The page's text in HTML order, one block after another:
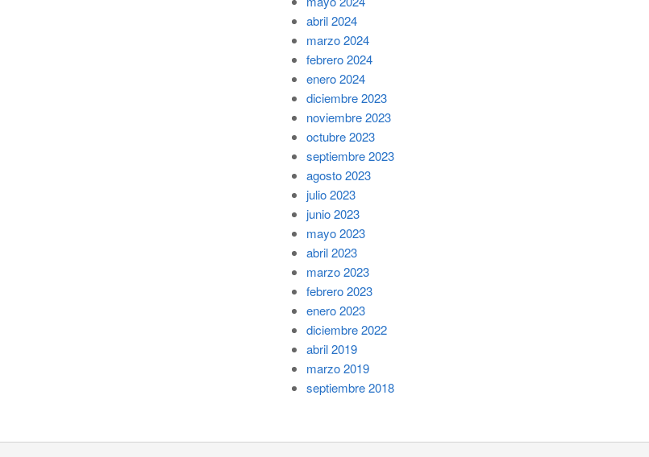
abril 2024
marzo 2024
febrero 2024
enero 2024
diciembre 2023
noviembre 2023
octubre 2023
septiembre 2023
agosto 2023
julio 2023
junio 2023
mayo 2023
abril 2023
marzo 2023
febrero 2023
enero 2023
diciembre 2022
abril 2019
marzo 2019
septiembre 2018